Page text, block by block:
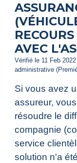
AVEC
Vérifié le 11 Feb
administrative
Si vous avez
assureur,
résoudre le
compagnie
service
solution n'a